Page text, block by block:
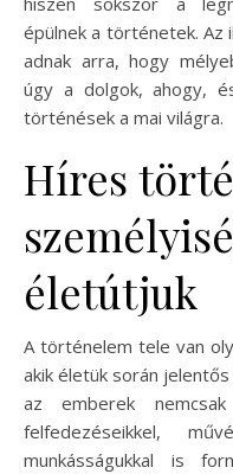
épülnek a történetek.
adnak arra, hogy
úgy a dolgok, ahogy,
történések a mai világra.
Híres
életútjuk
A történelem tele van
akik életük során
az emberek
felfedezéseikkel,
munkásságukkal is